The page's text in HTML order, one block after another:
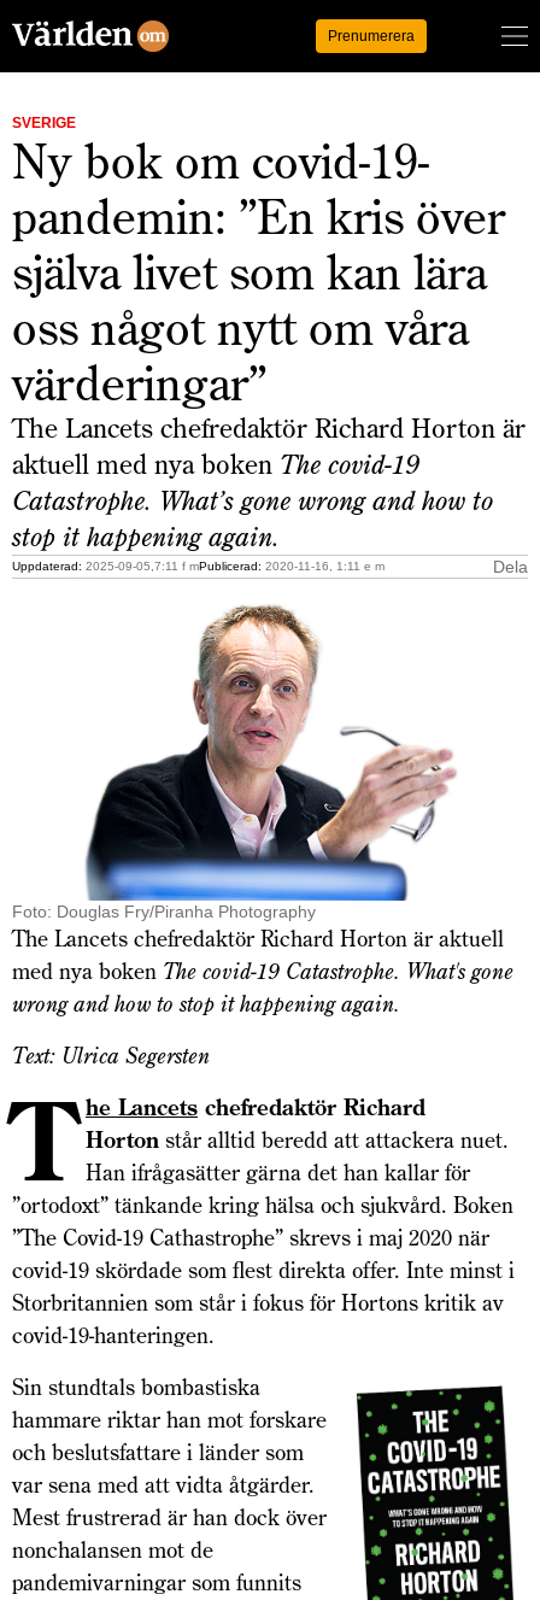
Prenumerera
SVERIGE
Ny bok om covid-19-
pandemin: ”En kris över
själva livet som kan lära
oss något nytt om våra
värderingar”
The Lancets chefredaktör Richard Horton är
aktuell med nya boken The covid-19
Catastrophe. What’s gone wrong and how to
stop it happening again.
Uppdaterad: 2025-09-05,7:11 f mPublicerad: 2020-11-16, 1:11 e m Dela
Foto: Douglas Fry/Piranha Photography
The Lancets chefredaktör Richard Horton är aktuell
med nya boken The covid-19 Catastrophe. What's gone
wrong and how to stop it happening again.
Text: Ulrica Segersten
T he Lancets chefredaktör Richard
Horton står alltid beredd att attackera nuet.
Han ifrågasätter gärna det han kallar för
”ortodoxt” tänkande kring hälsa och sjukvård. Boken
”The Covid-19 Cathastrophe” skrevs i maj 2020 när
covid-19 skördade som flest direkta offer. Inte minst i
Storbritannien som står i fokus för Hortons kritik av
covid-19-hanteringen.
Sin stundtals bombastiska
hammare riktar han mot forskare
och beslutsfattare i länder som
var sena med att vidta åtgärder.
Mest frustrerad är han dock över
nonchalansen mot de
pandemivarningar som funnits